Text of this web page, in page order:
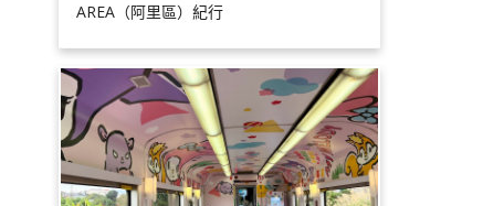
AREA（阿里區）紀行